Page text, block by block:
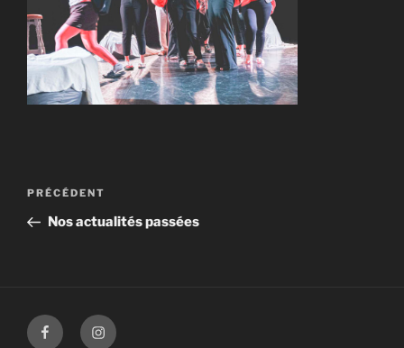
Navigation
l’article
Article
précédent
PRÉCÉDENT
Nos actualités passées
FacebookInstagram